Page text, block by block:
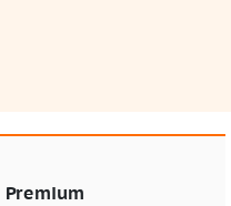
Premium